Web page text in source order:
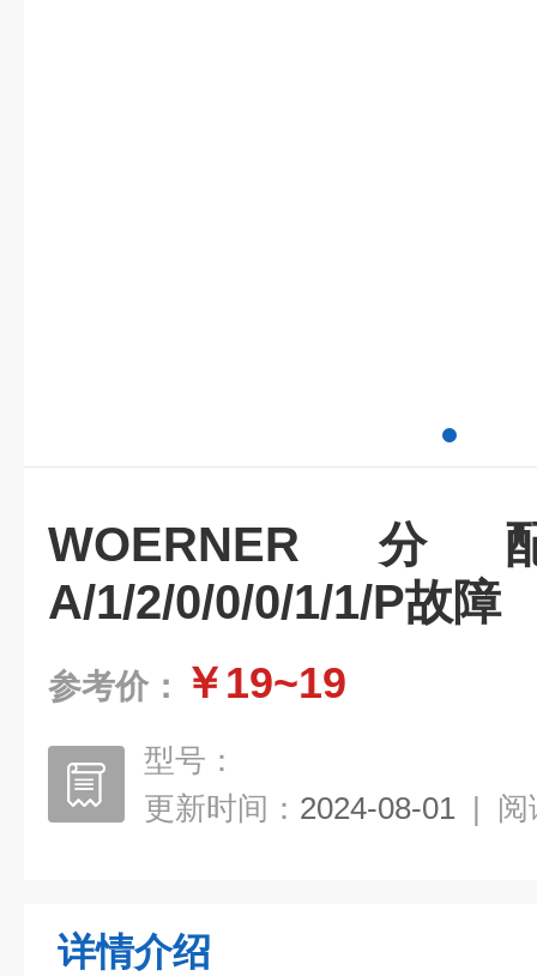
WOERNER
A/1/2/0/0/0/1/1/P故障
参考价： ￥19~19
型号：
更新时间： 2024-08-01 | 阅
详情介绍